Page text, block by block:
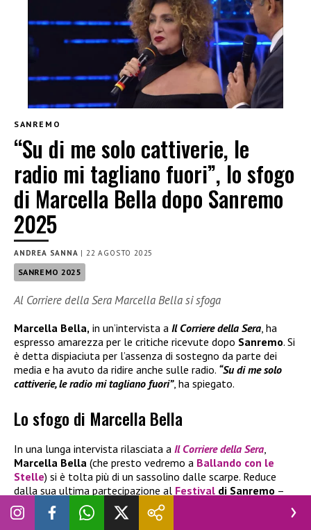
SANREMO
“Su di me solo cattiverie, le
radio mi tagliano fuori”, lo sfogo
di Marcella Bella dopo Sanremo
2025
ANDREA SANNA |22 AGOSTO 2025
SANREMO 2025
Al Corriere della Sera Marcella Bella si sfoga
Marcella Bella, in un’intervista a Il Corriere della Sera , ha
espresso amarezza per le critiche ricevute dopo Sanremo. Si
è detta dispiaciuta per l’assenza di sostegno da parte dei
media e ha avuto da ridire anche sulle radio. “Su di me solo
cattiverie, le radio mi tagliano fuori”, ha spiegato.
Lo sfogo di Marcella Bella
In una lunga intervista rilasciata a Il Corriere della Sera,
Marcella Bella (che presto vedremo a Ballando con le
Stelle) si è tolta più di un sassolino dalle scarpe. Reduce
dalla sua ultima partecipazione al Festival di Sanremo –
dove si è classificata al ventinovesimo posto – la cantante
ha lamentato un atteggiamento di ostilità nei suoi